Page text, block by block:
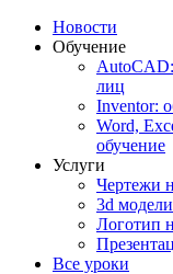
Новости
Обучение
лиц
Inventor:
Word,
обучение
Услуги
Чертежи
3d модели
Логотип
Все уроки